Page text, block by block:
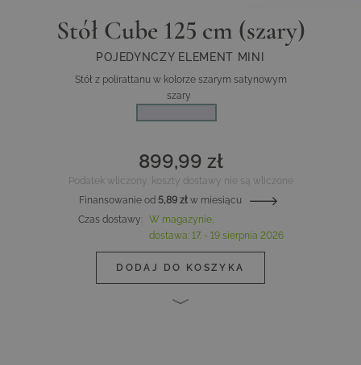
Stół Cube 125 cm (szary)
POJEDYNCZY ELEMENT MINI
Stół z polirattanu w kolorze szarym satynowym
szary
899,99 zł
Podatek wliczony, koszty dostawy nie są wliczone
Finansowanie od 5,89 złw miesiącu
Czas dostawy:
W magazynie,
dostawa: 17. - 19 sierpnia 2026
DODAJ DO KOSZYKA